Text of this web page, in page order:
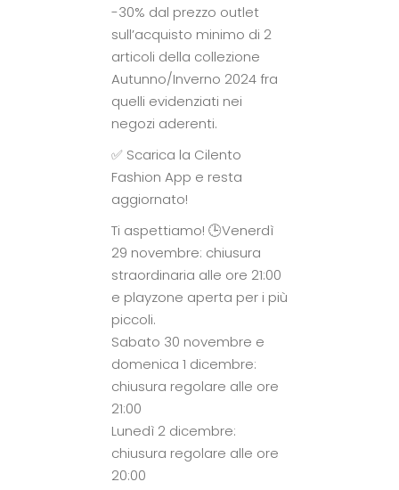
-30% dal prezzo outlet
sull’acquisto minimo di 2
articoli della collezione
Autunno/Inverno 2024 fra
quelli evidenziati nei
negozi aderenti.
✅ Scarica la Cilento
Fashion App e resta
aggiornato!
Ti aspettiamo! 🕒Venerdì
29 novembre: chiusura
straordinaria alle ore 21:00
e playzone aperta per i più
piccoli.
Sabato 30 novembre e
domenica 1 dicembre:
chiusura regolare alle ore
21:00
Lunedì 2 dicembre:
chiusura regolare alle ore
20:00